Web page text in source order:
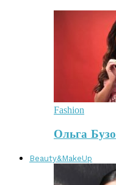
Fashion
Ольга
Beauty&MakeUp